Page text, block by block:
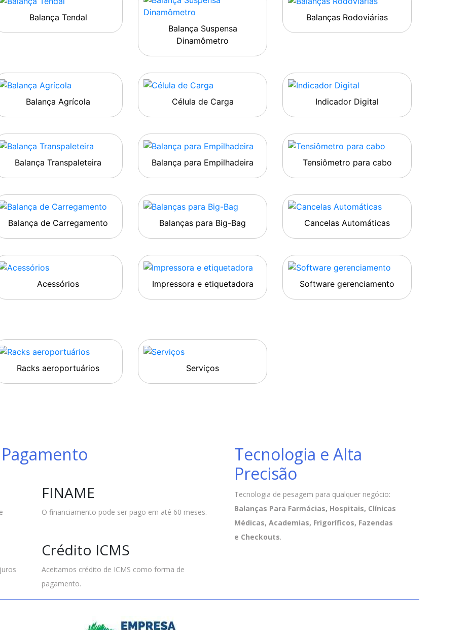
Balança Tendal
Balança Suspensa
Dinamômetro
Balanças Rodoviárias
Balança Agrícola Célula de Carga Indicador Digital
Balança Transpaleteira Balança para Empilhadeira Tensiômetro para cabo
Balança de Carregamento Balanças para Big-Bag Cancelas Automáticas
Acessórios Impressora e etiquetadora Software gerenciamento
Racks aeroportuários Serviços
FINAME
O financiamento pode ser pago em até 60 meses.
Crédito ICMS
Aceitamos crédito de ICMS como forma de
pagamento.
Tecnologia e Alta
Precisão
Tecnologia de pesagem para qualquer negócio:
Balanças Para Farmácias, Hospitais, Clínicas
Médicas, Academias, Frigoríficos, Fazendas
e Checkouts.